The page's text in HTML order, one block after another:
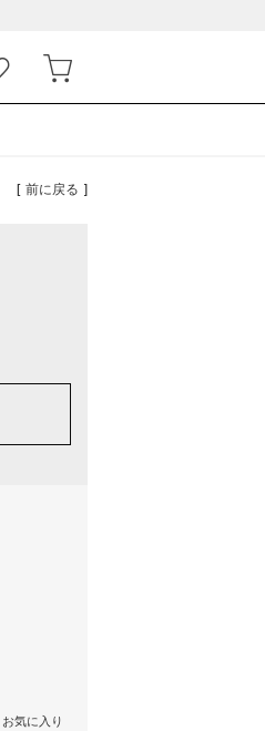
[ 前に戻る ]
お気に入り